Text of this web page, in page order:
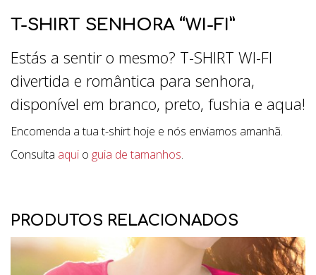
T-SHIRT SENHORA “WI-FI”
Estás a sentir o mesmo? T-SHIRT WI-FI
divertida e romântica para senhora,
disponível em branco, preto, fushia e aqua!
Encomenda a tua t-shirt hoje e nós enviamos amanhã.
Consulta aqui o guia de tamanhos.
PRODUTOS RELACIONADOS